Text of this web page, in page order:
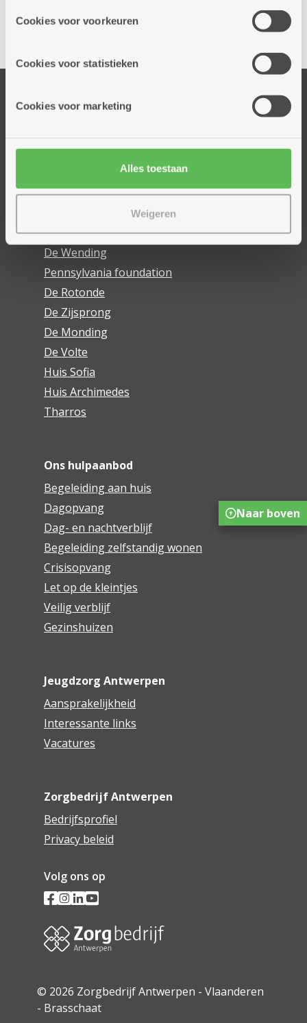
informatie over jouw (geanonimiseerd) gebruik van onze
partners kunnen deze gegevens combineren met andere
Cookies voor voorkeuren
Cookies voor statistieken
Cookies voor marketing
Alles toestaan
Weigeren
Onze centra
Dennenhuis
Ukkepuk
Kleine wooneenheden
De Wending
Pennsylvania foundation
De Rotonde
De Zijsprong
De Monding
De Volte
Huis Sofia
Huis Archimedes
Tharros
Ons hulpaanbod
Begeleiding aan huis
Dagopvang
Dag- en nachtverblijf
Begeleiding zelfstandig wonen
Crisisopvang
Let op de kleintjes
Veilig verblijf
Gezinshuizen
Jeugdzorg Antwerpen
Aansprakelijkheid
Interessante links
Vacatures
Zorgbedrijf Antwerpen
Bedrijfsprofiel
Privacy beleid
Volg ons op
© 2026 Zorgbedrijf Antwerpen - Vlaanderen
- Brasschaat
Naar boven